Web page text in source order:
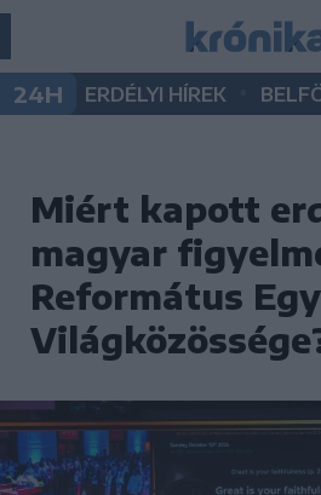
24H ERDÉLYI HÍREK
Miért kapott
magyar
Református